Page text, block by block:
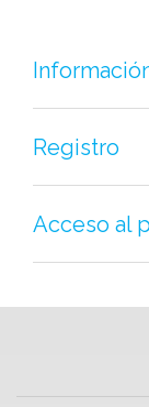
Registro
Acceso al